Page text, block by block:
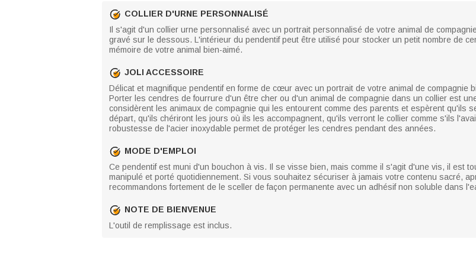
COLLIER D'URNE PERSONNALISÉ
Il s'agit d'un collier urne personnalisé avec un portrait personnalisé de votre animal de
gravé sur le dessous. L'intérieur du pendentif peut être utilisé pour stocker un petit nombre de
mémoire de votre animal bien-aimé.
JOLI ACCESSOIRE
Délicat et magnifique pendentif en forme de cœur avec un portrait de votre animal de compagnie
Porter les cendres de fourrure d'un être cher ou d'un animal de compagnie dans un collier est
considèrent les animaux de compagnie qui les entourent comme des parents et espèrent qu'ils
départ, qu'ils chériront les jours où ils les accompagnent, qu'ils verront le collier comme s'ils
robustesse de l'acier inoxydable permet de protéger les cendres pendant des années.
MODE D'EMPLOI
Ce pendentif est muni d'un bouchon à vis. Il se visse bien, mais comme il s'agit d'une vis, il est
manipulé et porté quotidiennement. Si vous souhaitez sécuriser à jamais votre contenu sacré,
recommandons fortement de le sceller de façon permanente avec un adhésif non soluble dans
NOTE DE BIENVENUE
L'outil de remplissage est inclus.